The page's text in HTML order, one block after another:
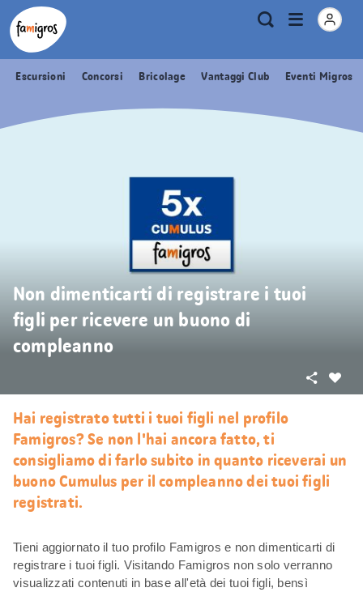
Navigazione
segnalibri
Header
Logo Metanavigazione
Ricerca
Apri
menu
Escursioni Concorsi Bricolage Vantaggi Club Eventi Migros
Non dimenticarti di registrare i tuoi
figli per ricevere un buono di
compleanno
Condividi
Hai registrato tutti i tuoi figli nel profilo
Famigros? Se non l'hai ancora fatto, ti
consigliamo di farlo subito in quanto riceverai un
buono Cumulus per il compleanno dei tuoi figli
registrati.
Tieni aggiornato il tuo profilo Famigros e non dimenticarti di
registrare i tuoi figli. Visitando Famigros non solo verranno
visualizzati contenuti in base all'età dei tuoi figli, bensì